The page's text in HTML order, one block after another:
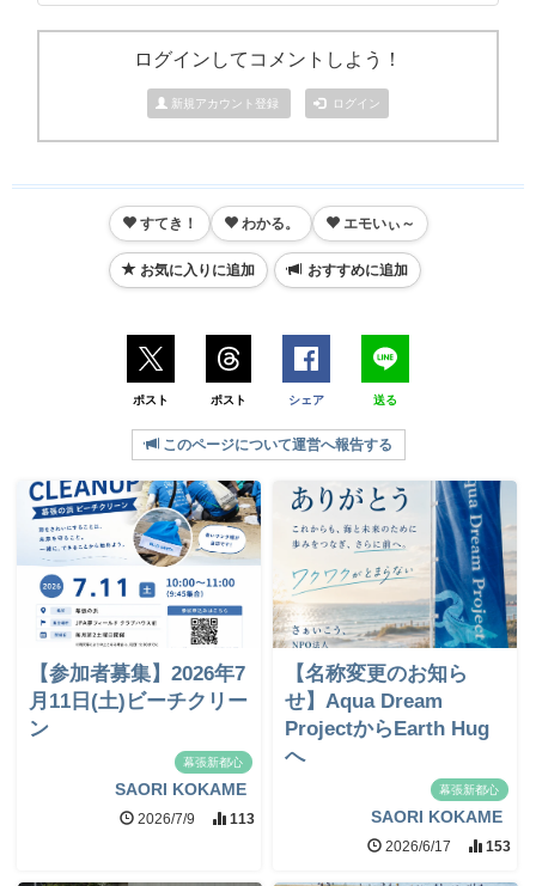
ログインしてコメントしよう！
新規アカウント登録 ログイン
すてき！ わかる。 エモいぃ～
お気に入りに追加 おすすめに追加
ポスト ポスト シェア 送る
このページについて運営へ報告する
【参加者募集】2026年7
月11日(土)ビーチクリー
ン
幕張新都心
SAORI KOKAME
2026/7/9 113
【名称変更のお知ら
せ】Aqua Dream
ProjectからEarth Hug
へ
幕張新都心
SAORI KOKAME
2026/6/17 153